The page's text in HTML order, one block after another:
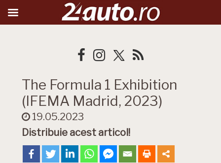
The Formula 1 Exhibition
(IFEMA Madrid, 2023)
19.05.2023
Distribuie acest articol!